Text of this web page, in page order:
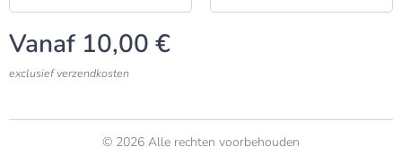
Vanaf 10,00 €
exclusief verzendkosten
© 2026 Alle rechten voorbehouden